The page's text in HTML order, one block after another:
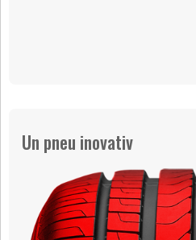
Un pneu inovativ